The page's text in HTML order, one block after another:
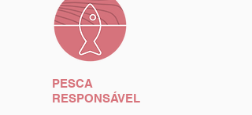
PESCA
RESPONSÁVEL